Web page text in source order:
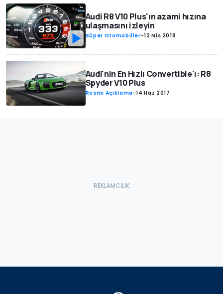
Audi R8 V10 Plus'ın azami hızına
ulaşmasını izleyin
Süper Otomobiller-12 Nis 2018
Audi'nin En Hızlı Convertible'ı: R8
Spyder V10 Plus
Resmi Açıklama-14 Haz 2017